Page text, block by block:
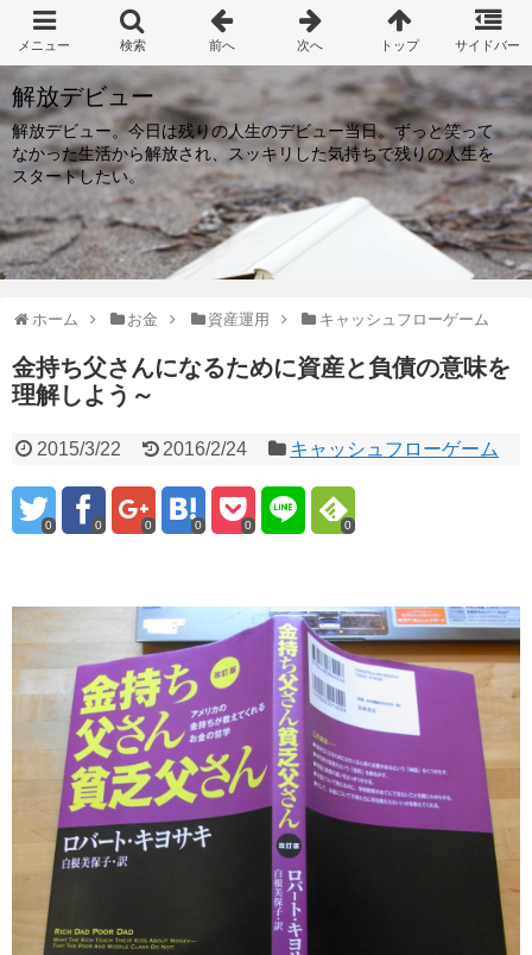
解放デビュー
解放デビュー。今日は残りの人生のデビュー当日。ずっと笑って
なかった生活から解放され、スッキリした気持ちで残りの人生を
スタートしたい。
ホーム お金 資産運用 キャッシュフローゲーム
金持ち父さんになるために資産と負債の意味を
理解しよう～
2015/3/22 2016/2/24 キャッシュフローゲーム
0 0 0 0 0 0